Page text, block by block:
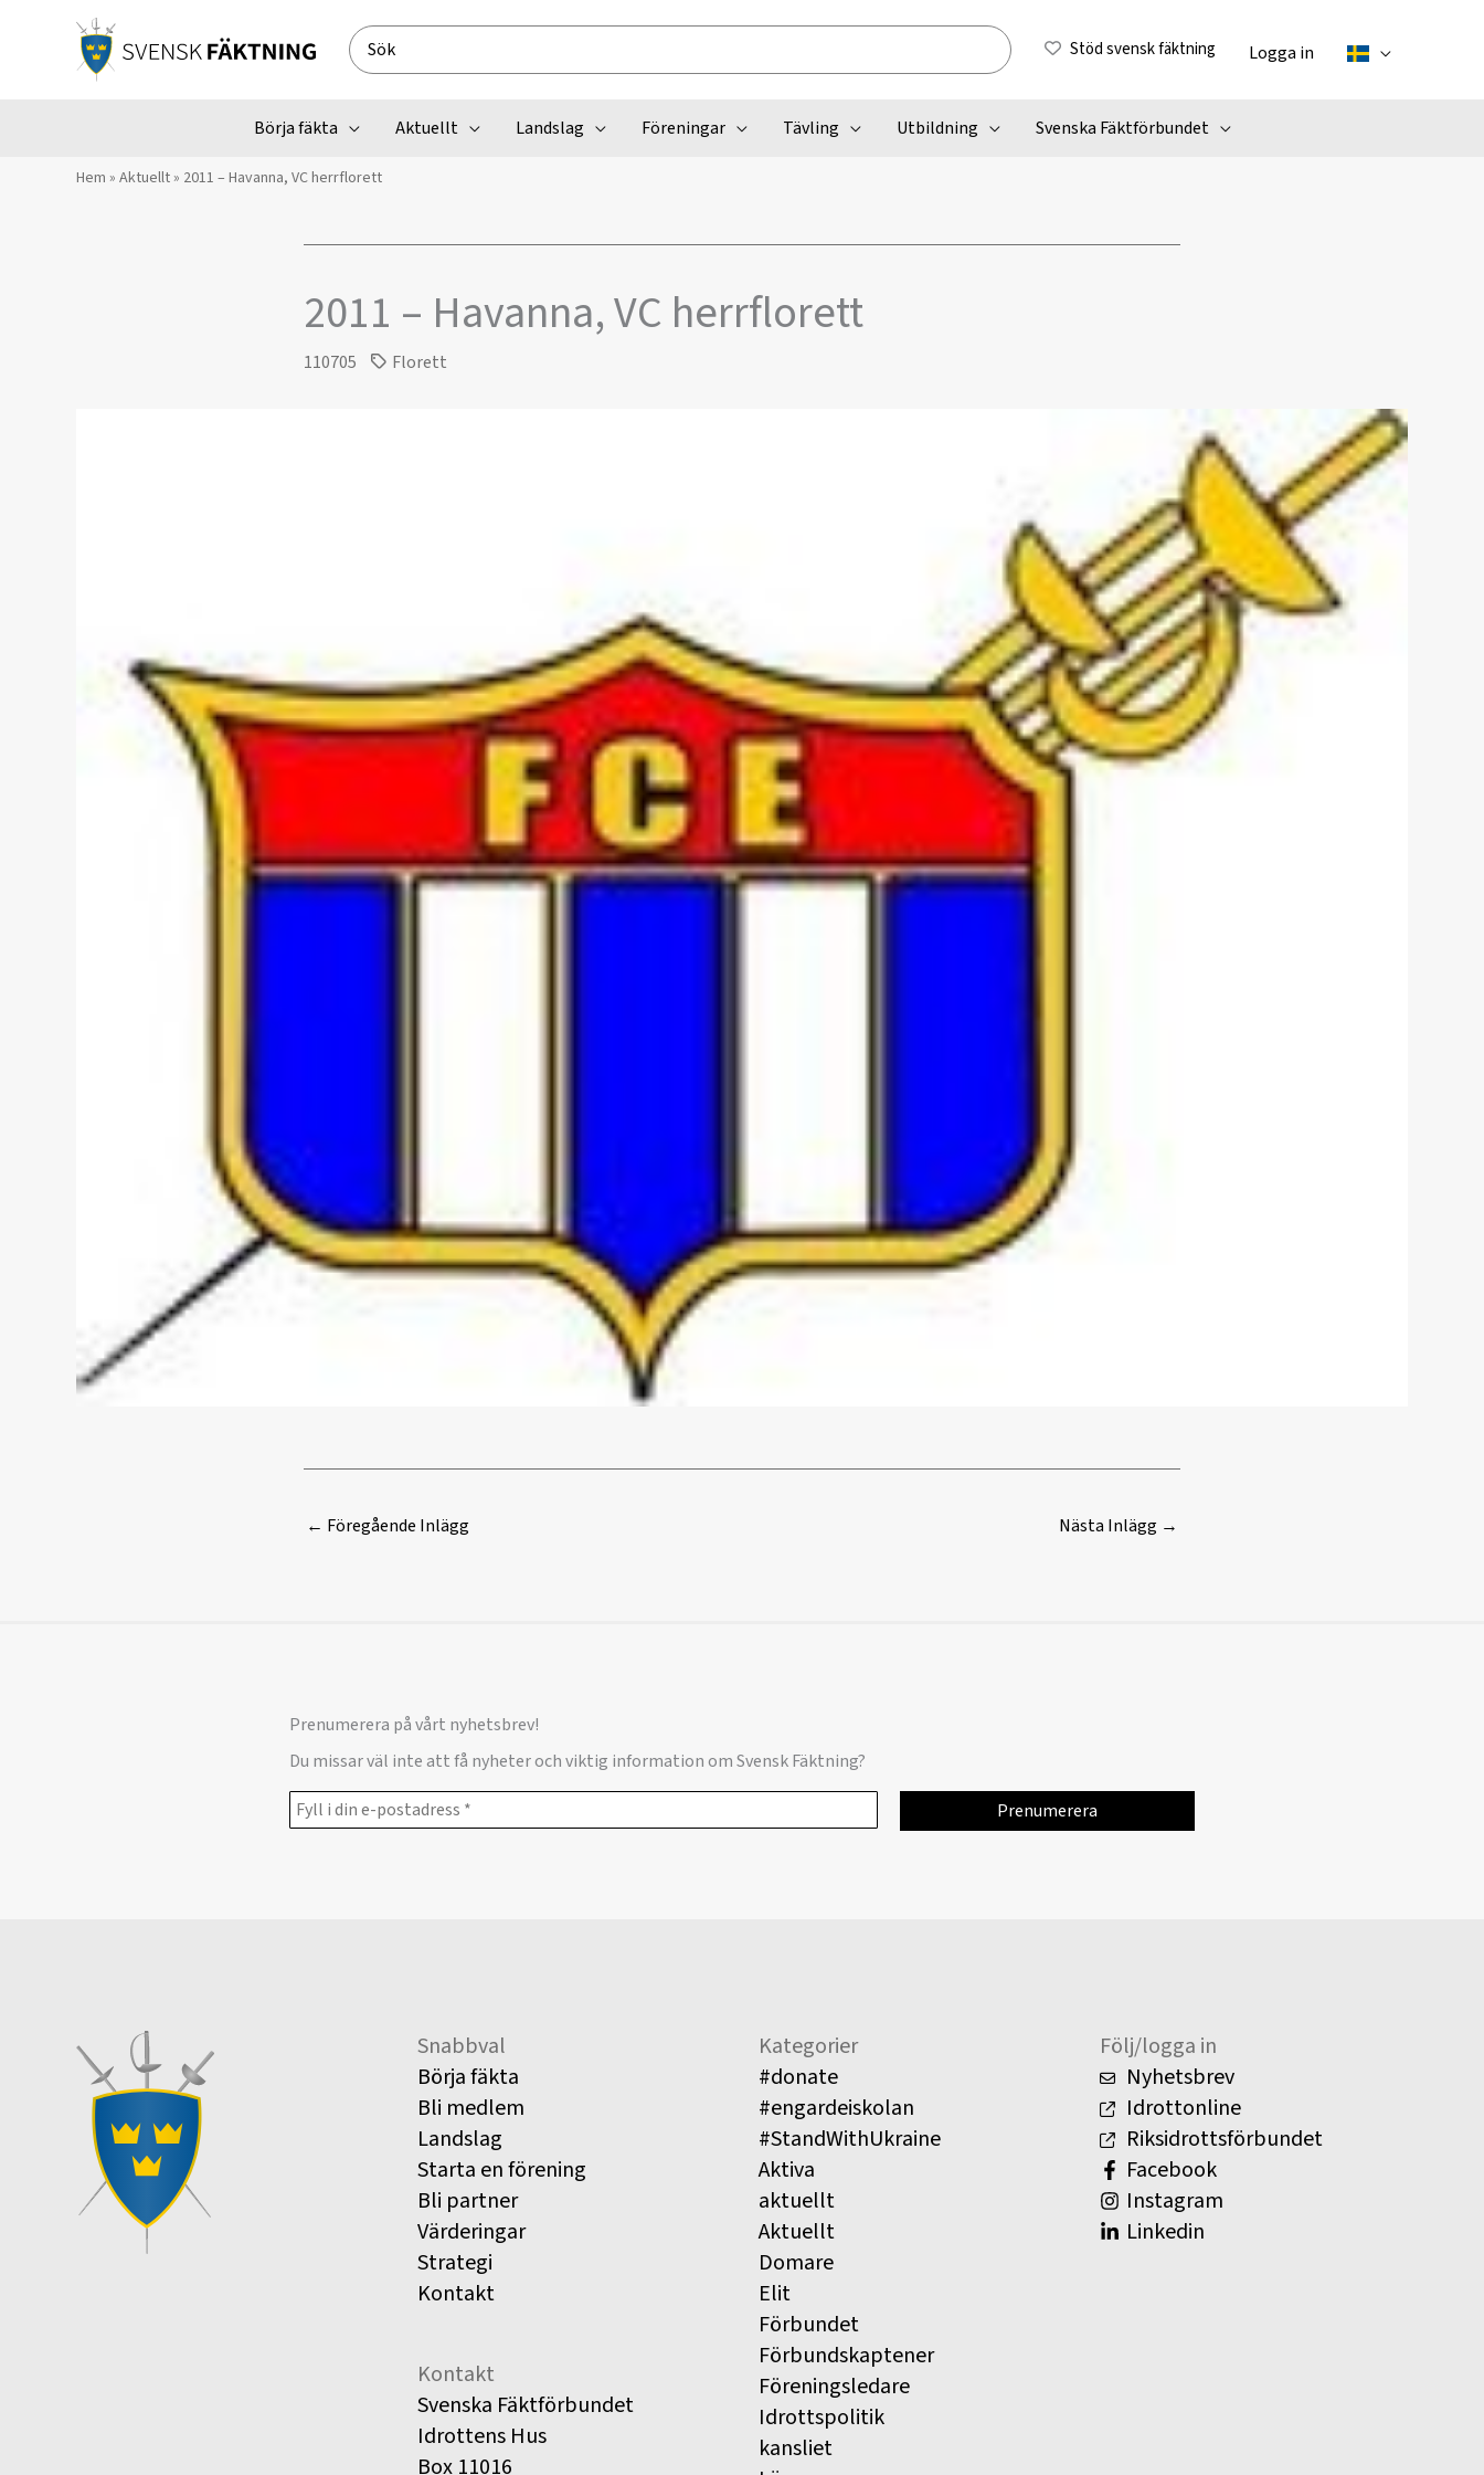
Search
for:
Stöd svensk fäktning Logga in
Börja fäkta Aktuellt Landslag Föreningar Tävling Utbildning Svenska Fäktförbundet
Hem » Aktuellt» 2011 – Havanna, VC herrflorett
2011 – Havanna, VC herrflorett
110705 Florett
← Föregående Inlägg Nästa Inlägg →
Prenumerera på vårt nyhetsbrev!
Du missar väl inte att få nyheter och viktig information om Svensk Fäktning?
Snabbval
Börja fäkta
Bli medlem
Landslag
Starta en förening
Bli partner
Värderingar
Strategi
Kontakt
Kontakt
Svenska Fäktförbundet
Idrottens Hus
Box 11016
Kategorier
#donate
#engardeiskolan
#StandWithUkraine
Aktiva
aktuellt
Aktuellt
Domare
Elit
Förbundet
Förbundskaptener
Föreningsledare
Idrottspolitik
kansliet
Följ/logga in
Nyhetsbrev
Idrottonline
Riksidrottsförbundet
Facebook
Instagram
Linkedin